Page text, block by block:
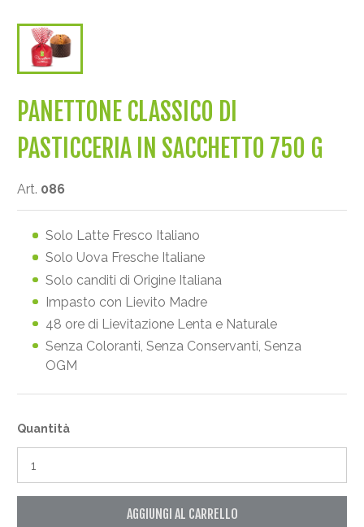
PANETTONE CLASSICO DI
PASTICCERIA IN SACCHETTO 750 G
Art. 086
Solo Latte Fresco Italiano
Solo Uova Fresche Italiane
Solo canditi di Origine Italiana
Impasto con Lievito Madre
48 ore di Lievitazione Lenta e Naturale
Senza Coloranti, Senza Conservanti, Senza
OGM
Quantità
AGGIUNGI AL CARRELLO